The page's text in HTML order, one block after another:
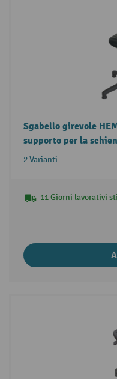
Sgabello girevole
supporto per la
2 Varianti
11 Giorni lavorativi